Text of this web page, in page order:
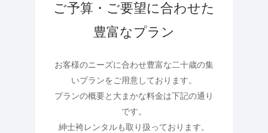
ご予算・ご要望に合わせた
豊富なプラン
お客様のニーズに合わせ豊富な二十歳の集
いプランをご用意しております。
プランの概要と大まかな料金は下記の通り
です。
紳士袴レンタルも取り扱っております。